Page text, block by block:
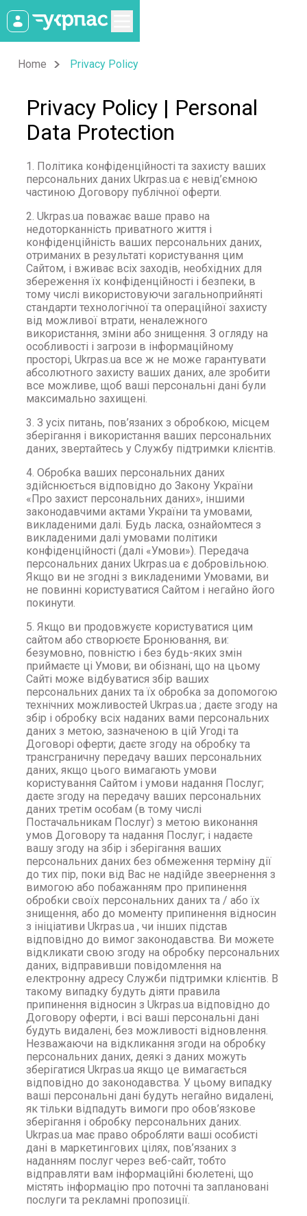
Home Privacy Policy
Privacy Policy | Personal
Data Protection
1. Політика конфіденційності та захисту ваших
персональних даних Ukrpas.ua є невід’ємною
частиною Договору публічної оферти.
2. Ukrpas.ua поважає ваше право на
недоторканність приватного життя і
конфіденційність ваших персональних даних,
отриманих в результаті користування цим
Сайтом, і вживає всіх заходів, необхідних для
збереження їх конфіденційності і безпеки, в
тому числі використовуючи загальноприйняті
стандарти технологічної та операційної захисту
від можливої втрати, неналежного
використання, зміни або знищення. З огляду на
особливості і загрози в інформаційному
просторі, Ukrpas.ua все ж не може гарантувати
абсолютного захисту ваших даних, але зробити
все можливе, щоб ваші персональні дані були
максимально захищені.
3. З усіх питань, пов’язаних з обробкою, місцем
зберігання і використання ваших персональних
даних, звертайтесь у Службу підтримки клієнтів.
4. Обробка ваших персональних даних
здійснюється відповідно до Закону України
«Про захист персональних даних», іншими
законодавчими актами України та умовами,
викладеними далі. Будь ласка, ознайомтеся з
викладеними далі умовами політики
конфіденційності (далі «Умови»). Передача
персональних даних Ukrpas.ua є добровільною.
Якщо ви не згодні з викладеними Умовами, ви
не повинні користуватися Сайтом і негайно його
покинути.
5. Якщо ви продовжуєте користуватися цим
сайтом або створюєте Бронювання, ви:
безумовно, повністю і без будь-яких змін
приймаєте ці Умови; ви обізнані, що на цьому
Сайті може відбуватися збір ваших
персональних даних та їх обробка за допомогою
технічних можливостей Ukrpas.ua ; даєте згоду на
збір і обробку всіх наданих вами персональних
даних з метою, зазначеною в цій Угоді та
Договорі оферти; даєте згоду на обробку та
трансграничну передачу ваших персональних
даних, якщо цього вимагають умови
користування Сайтом і умови надання Послуг;
даєте згоду на передачу ваших персональних
даних третім особам (в тому числі
Постачальникам Послуг) з метою виконання
умов Договору та надання Послуг; і надаєте
вашу згоду на збір і зберігання ваших
персональних даних без обмеження терміну дії
до тих пір, поки від Вас не надійде звеернення з
вимогою або побажанням про припинення
обробки своїх персональних даних та / або їх
знищення, або до моменту припинення відносин
з ініціативи Ukrpas.ua , чи інших підстав
відповідно до вимог законодавства. Ви можете
відкликати свою згоду на обробку персональних
даних, відправивши повідомлення на
електронну адресу Служби підтримки клієнтів. В
такому випадку будуть діяти правила
припинення відносин з Ukrpas.ua відповідно до
Договору оферти, і всі ваші персональні дані
будуть видалені, без можливості відновлення.
Незважаючи на відкликання згоди на обробку
персональних даних, деякі з даних можуть
зберігатися Ukrpas.ua якщо це вимагається
відповідно до законодавства. У цьому випадку
ваші персональні дані будуть негайно видалені,
як тільки відпадуть вимоги про обов’язкове
зберігання і обробку персональних даних.
Ukrpas.ua має право обробляти ваші особисті
дані в маркетингових цілях, пов’язаних з
наданням послуг через веб-сайт, тобто
відправляти вам інформаційні бюлетені, що
містять інформацію про поточні та заплановані
послуги та рекламні пропозиції.